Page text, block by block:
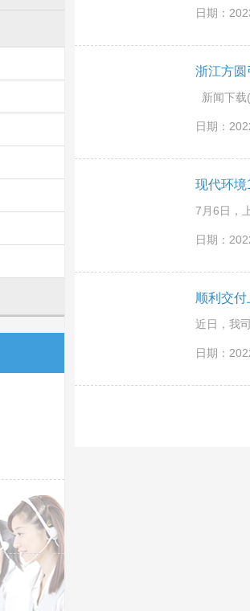
日期：
浙江方圆
新闻下载
日期：
现代环
日期：
顺利交
日期：